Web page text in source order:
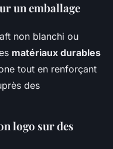
un emballage
non blanchi ou
matériaux durables
tout en renforçant
des
logo sur des